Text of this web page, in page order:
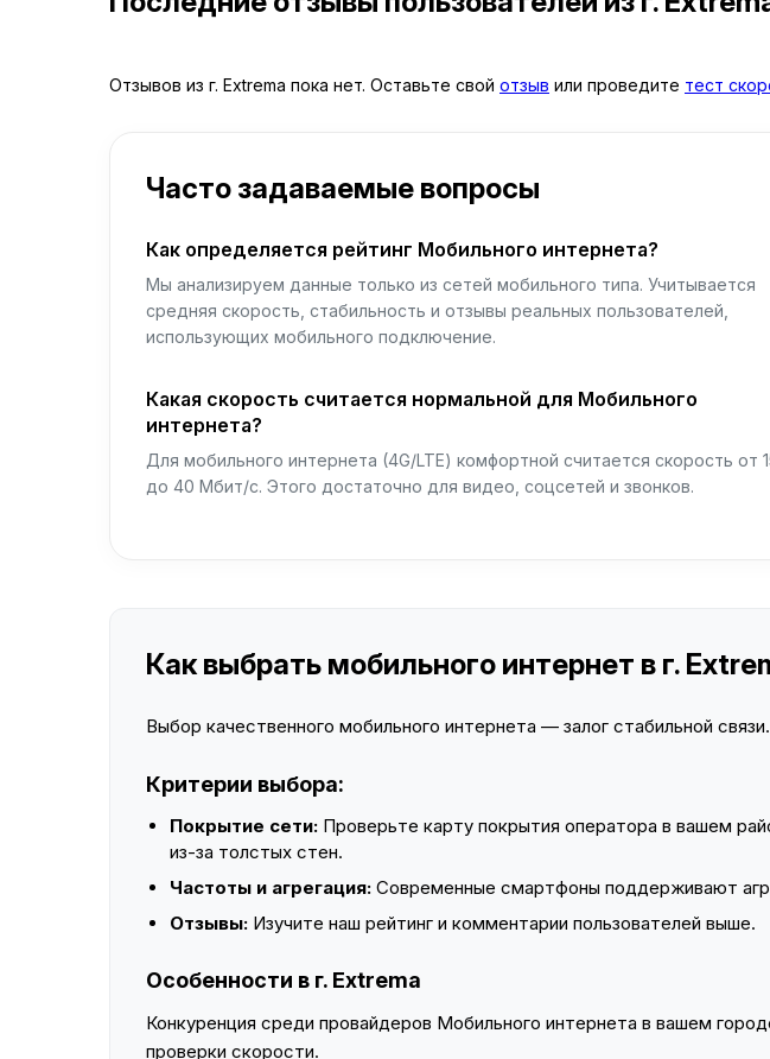
Отзывов из г. Extrema пока нет. Оставьте свой отзыв или проведите тест
Часто задаваемые вопросы
Как определяется рейтинг Мобильного интернета?
Мы анализируем данные только из сетей мобильного типа. Учитывается
средняя скорость, стабильность и отзывы реальных пользователей,
использующих мобильного подключение.
Какая скорость считается нормальной для Мобильного
интернета?
Для мобильного интернета (4G/LTE) комфортной считается скорость от
до 40 Мбит/с. Этого достаточно для видео, соцсетей и звонков.
Как выбрать мобильного интернет в г.
Выбор качественного мобильного интернета — залог стабильной
Критерии выбора:
Покрытие сети: Проверьте карту покрытия оператора в вашем
из-за толстых стен.
Частоты и агрегация: Современные смартфоны поддерживают
Отзывы: Изучите наш рейтинг и комментарии пользователей выше.
Особенности в г. Extrema
Конкуренция среди провайдеров Мобильного интернета в вашем
проверки скорости.